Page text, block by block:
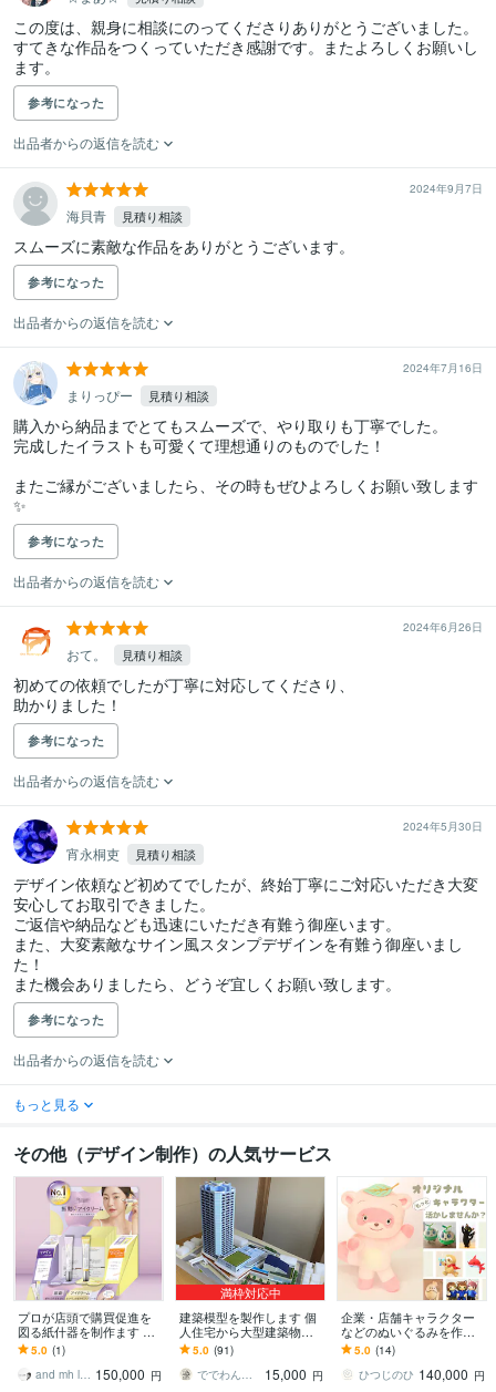
この度は、親身に相談にのってくださりありがとうございました。
すてきな作品をつくっていただき感謝です。またよろしくお願いし
ます。
参考になった
出品者からの返信を読む
2024年9月7日
海貝青 見積り相談
スムーズに素敵な作品をありがとうございます。
参考になった
出品者からの返信を読む
2024年7月16日
まりっぴー 見積り相談
購入から納品までとてもスムーズで、やり取りも丁寧でした。
完成したイラストも可愛くて理想通りのものでした！
またご縁がございましたら、その時もぜひよろしくお願い致します
✨
参考になった
出品者からの返信を読む
2024年6月26日
おて。 見積り相談
初めての依頼でしたが丁寧に対応してくださり、
助かりました！
参考になった
出品者からの返信を読む
2024年5月30日
宵永桐吏 見積り相談
デザイン依頼など初めてでしたが、終始丁寧にご対応いただき大変
安心してお取引できました。
ご返信や納品なども迅速にいただき有難う御座います。
また、大変素敵なサイン風スタンプデザインを有難う御座いまし
た！
また機会ありましたら、どうぞ宜しくお願い致します。
参考になった
出品者からの返信を読む
もっと見る
その他（デザイン制作）の人気サービス
プロが店頭で購買促進を
図る紙什器を制作ます 商
品が競り合う売り場で、
確実な情報提供と購入を
促します
5.0 (1)
and mh l 美容特化デザイナー 150,000 円
満枠対応中
建築模型を製作します 個
人住宅から大型建築物ま
でお任せください！⭐︎送料
込み⭐︎
5.0 (91)
ででわん（一級建築士）
15,000 円
企業・店舗キャラクター
などのぬいぐるみを作り
ます 可動もOK｜その子ら
しさを大切に、使い方に
合わせて設計します
5.0 (14)
ひつじのひ 140,000 円